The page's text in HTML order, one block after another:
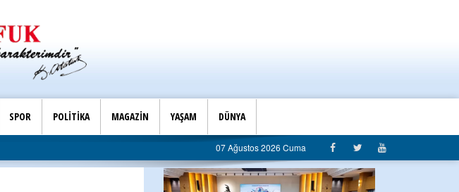
SPOR POLİTİKA MAGAZİN YAŞAM DÜNYA
AK Parti Ereğli İlçe Başkanlığı’ndan belediyeye sert eleştiri: “Algı siyaseti değil, hizmet belediyeciliği”
07 Ağustos 2026 Cuma